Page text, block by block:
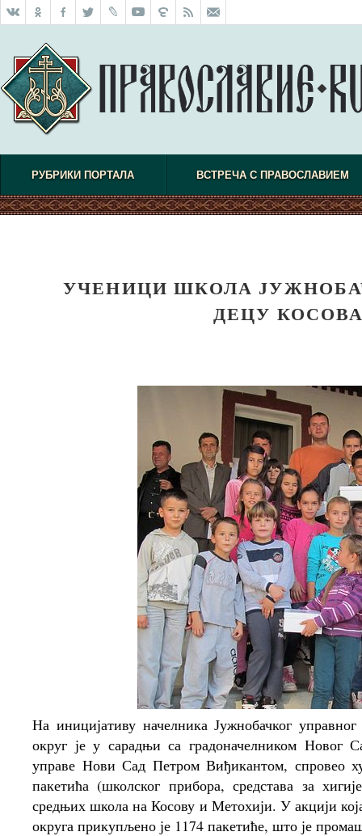
РУБРИКИ ПОРТАЛА ВСТРЕЧА С ПРАВОСЛАВИЕМ
УЧЕНИЦИ ШКОЛА
ДЕЦУ
На иницијативу начелника Јужнобачког
округ је у сарадњи са градоначелником
управе Нови Сад Петром Виђикантом, спровео
пакетића (школског прибора, средстава за
средњих школа на Косову и Метохији. У акцији
округа прикупљено је 1174 пакетиће, што је